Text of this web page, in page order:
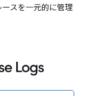
スを一元的に管理